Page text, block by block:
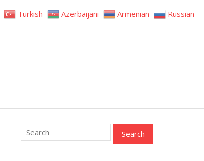
Turkish Azerbaijani Armenian Russian